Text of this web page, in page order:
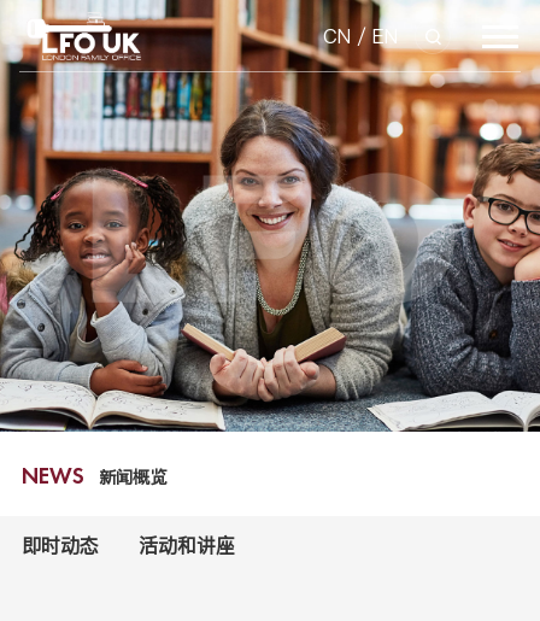
CN / EN
NEWS 新闻概览
即时动态 活动和讲座